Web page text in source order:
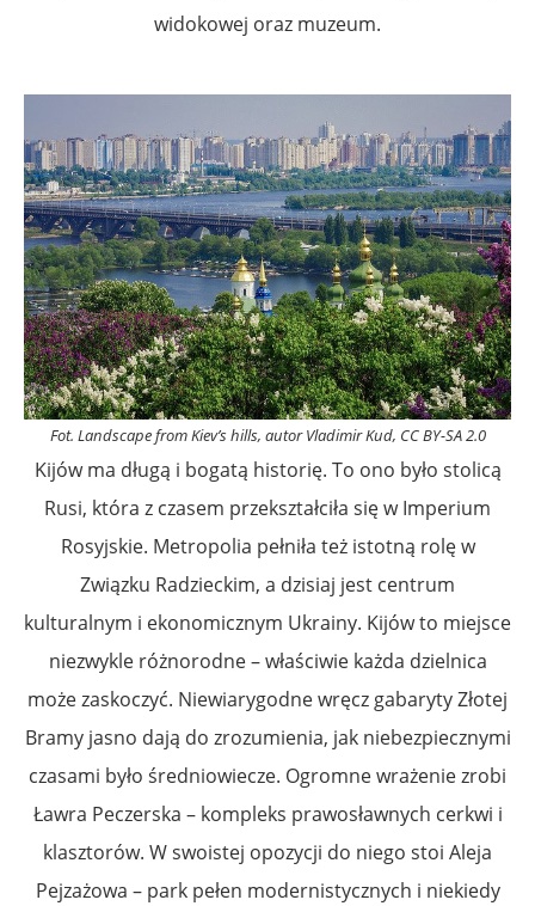
widokowej oraz muzeum.
Fot. Landscape from Kiev’s hills, autor Vladimir Kud, CC BY-SA 2.0
Kijów ma długą i bogatą historię. To ono było stolicą
Rusi, która z czasem przekształciła się w Imperium
Rosyjskie. Metropolia pełniła też istotną rolę w
Związku Radzieckim, a dzisiaj jest centrum
kulturalnym i ekonomicznym Ukrainy. Kijów to miejsce
niezwykle różnorodne – właściwie każda dzielnica
może zaskoczyć. Niewiarygodne wręcz gabaryty Złotej
Bramy jasno dają do zrozumienia, jak niebezpiecznymi
czasami było średniowiecze. Ogromne wrażenie zrobi
Ławra Peczerska – kompleks prawosławnych cerkwi i
klasztorów. W swoistej opozycji do niego stoi Aleja
Pejzażowa – park pełen modernistycznych i niekiedy